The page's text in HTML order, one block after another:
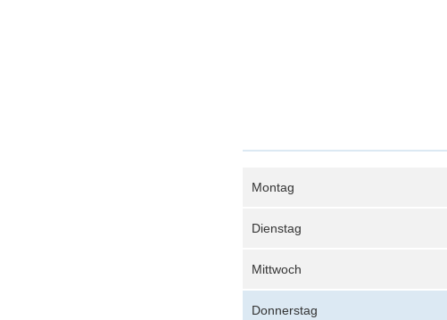
Montag
Dienstag
Mittwoch
Donnerstag